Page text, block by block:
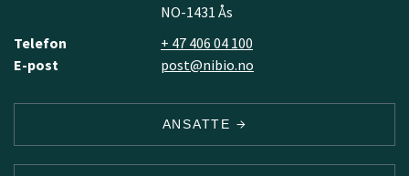
NO-1431 Ås
Telefon
+ 47 406 04 100
E-post
post@nibio.no
ANSATTE